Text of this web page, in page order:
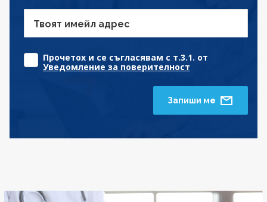
Твоят имейл адрес
Прочетох и се съгласявам с т.3.1. от
Уведомление за поверителност
Запиши ме